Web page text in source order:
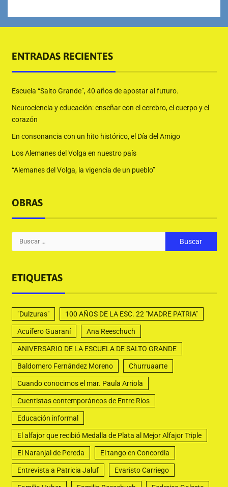
ENTRADAS RECIENTES
Escuela “Salto Grande”, 40 años de apostar al futuro.
Neurociencia y educación: enseñar con el cerebro, el cuerpo y el
corazón
En consonancia con un hito histórico, el Día del Amigo
Los Alemanes del Volga en nuestro país
“Alemanes del Volga, la vigencia de un pueblo”
OBRAS
ETIQUETAS
"Dulzuras" 100 AÑOS DE LA ESC. 22 "MADRE PATRIA"
Acuífero Guaraní Ana Reeschuch
ANIVERSARIO DE LA ESCUELA DE SALTO GRANDE
Baldomero Fernández Moreno Churruaarte
Cuando conocimos el mar. Paula Arriola
Cuentistas contemporáneos de Entre Ríos
Educación informal
El alfajor que recibió Medalla de Plata al Mejor Alfajor Triple
El Naranjal de Pereda El tango en Concordia
Entrevista a Patricia Jaluf Evaristo Carriego